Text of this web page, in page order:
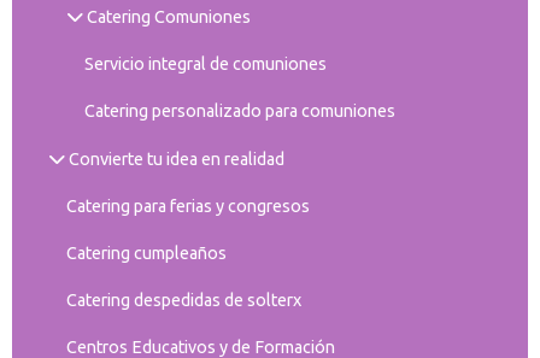
Catering Comuniones
Servicio integral de comuniones
Catering personalizado para comuniones
Convierte tu idea en realidad
Catering para ferias y congresos
Catering cumpleaños
Catering despedidas de solterx
Centros Educativos y de Formación